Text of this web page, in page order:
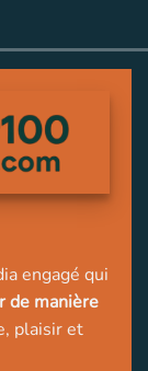
engagé qui
de manière
plaisir et